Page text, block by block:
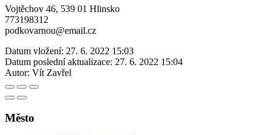
Vojtěchov 46, 539 01 Hlinsko
773198312
podkovarnou@email.cz
Datum vložení: 27. 6. 2022 15:03
Datum poslední aktualizace: 27. 6. 2022 15:04
Autor: Vít Zavřel
Město